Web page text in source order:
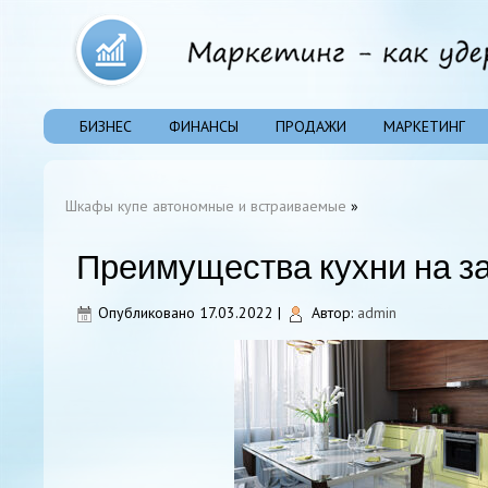
БИЗНЕС ФИНАНСЫ ПРОДАЖИ МАРКЕТИНГ
Шкафы купе автономные и встраиваемые »
Преимущества кухни на
Опубликовано 17.03.2022 | Автор: admin